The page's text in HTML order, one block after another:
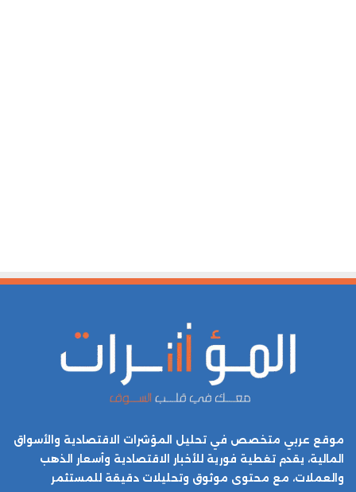
موقع عربي متخصص في تحليل المؤشرات الاقتصادية والأسواق
المالية، يقدم تغطية فورية للأخبار الاقتصادية وأسعار الذهب
والعملات، مع محتوى موثوق وتحليلات دقيقة للمستثمر